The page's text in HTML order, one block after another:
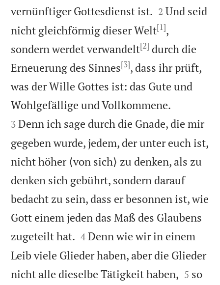
vernünftiger Gottesdienst ist. 

2 Und seid
nicht gleichförmig dieser Welt[1],
sondern werdet verwandelt[2] durch die
Erneuerung des Sinnes[3], dass ihr prüft,
was der Wille Gottes ist: das Gute und
Wohlgefällige und Vollkommene.
3 Denn ich sage durch die Gnade, die mir
gegeben wurde, jedem, der unter euch ist,
nicht höher ⟨von sich⟩ zu denken, als zu
denken sich gebührt, sondern darauf
bedacht zu sein, dass er besonnen ist, wie
Gott einem jeden das Maß des Glaubens
zugeteilt hat. 

4 Denn wie wir in einem
Leib viele Glieder haben, aber die Glieder
nicht alle dieselbe Tätigkeit haben, 

5 so